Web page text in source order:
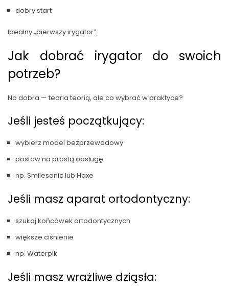
dobry start
Idealny „pierwszy irygator”.
Jak dobrać irygator do swoich
potrzeb?
No dobra — teoria teorią, ale co wybrać w praktyce?
Jeśli jesteś początkujący:
wybierz model bezprzewodowy
postaw na prostą obsługę
np. Smilesonic lub Haxe
Jeśli masz aparat ortodontyczny:
szukaj końcówek ortodontycznych
większe ciśnienie
np. Waterpik
Jeśli masz wrażliwe dziąsła: